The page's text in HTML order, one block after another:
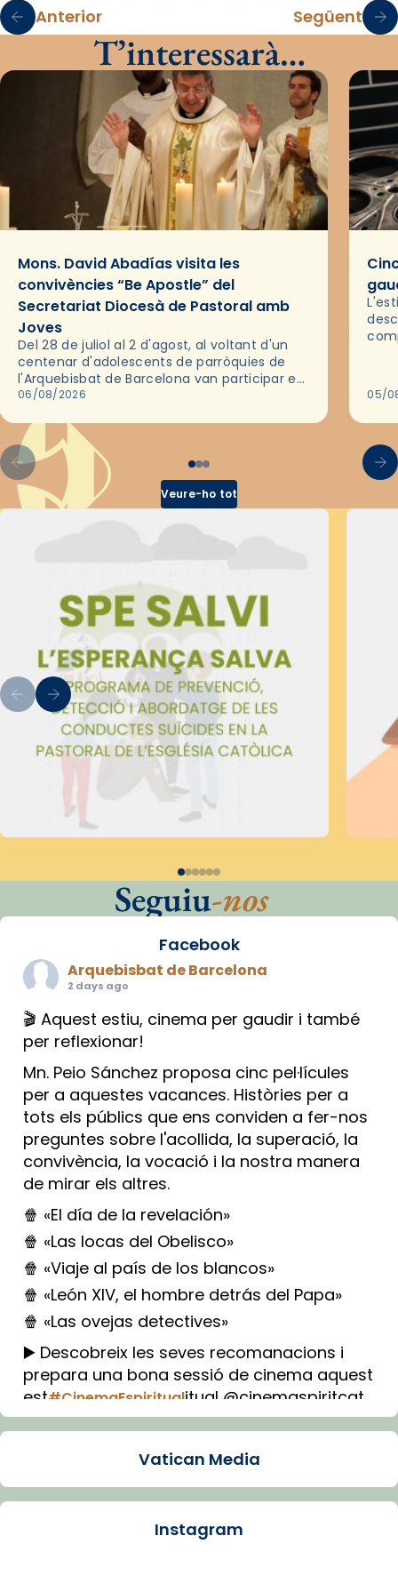
Anterior Següent
T’interessarà…
Mons. David Abadías visita les
convivències “Be Apostle” del
Secretariat Diocesà de Pastoral amb
Joves
Del 28 de juliol al 2 d'agost, al voltant d'un
centenar d'adolescents de parròquies de
l'Arquebisbat de Barcelona van participar en
les convivències Be Apostle, organitzades
06/08/2026 05/
Veure-ho tot
Seguiu-nos
Facebook
Arquebisbat de Barcelona
2 days ago
🎬 Aquest estiu, cinema per gaudir i també
per reflexionar!
Mn. Peio Sánchez proposa cinc pel·lícules
per a aquestes vacances. Històries per a
tots els públics que ens conviden a fer-nos
preguntes sobre l'acollida, la superació, la
convivència, la vocació i la nostra manera
de mirar els altres.
🍿 «El día de la revelación»
🍿 «Las locas del Obelisco»
🍿 «Viaje al país de los blancos»
🍿 «León XIV, el hombre detrás del Papa»
🍿 «Las ovejas detectives»
▶️ Descobreix les seves recomanacions i
prepara una bona sessió de cinema aquest
est#CinemaEspiritualitual @cinemaspiritcat
Imatge: Generada amb IA (OpenAI)
Arquebisbat de Barcelona
Vatican Media
Instagram